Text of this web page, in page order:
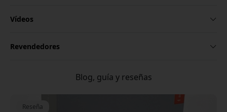
Vídeos
Revendedores
Blog, guía y reseñas
Reseña